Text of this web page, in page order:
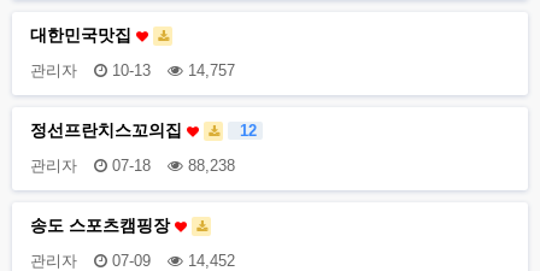
대한민국맛집
관리자 10-13 14,757
정선프란치스꼬의집
12
관리자
07-18 88,238
송도 스포츠캠핑장
관리자 07-09 14,452